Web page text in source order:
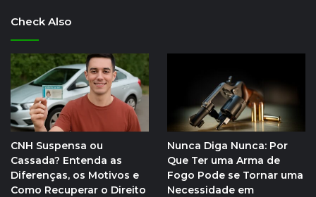
Check Also
CNH Suspensa ou
Cassada? Entenda as
Diferenças, os Motivos e
Como Recuperar o Direito
Nunca Diga Nunca: Por
Que Ter uma Arma de
Fogo Pode se Tornar uma
Necessidade em